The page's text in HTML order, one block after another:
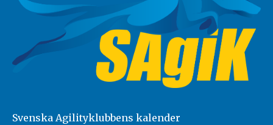
Svenska Agilityklubbens kalender